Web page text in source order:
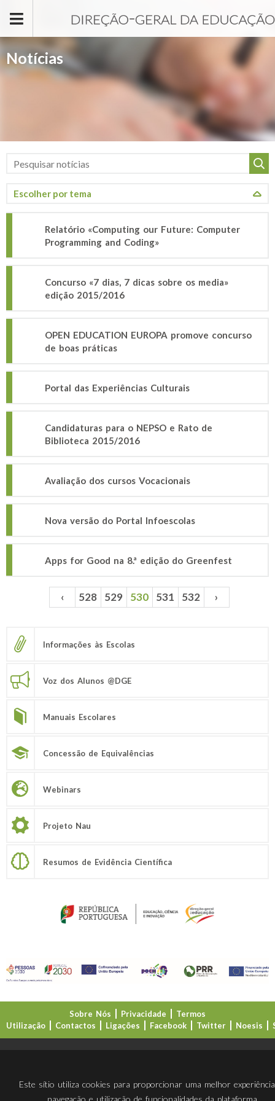
Notícias
Relatório «Computing our Future: Computer
Programming and Coding»
Concurso «7 dias, 7 dicas sobre os media»
edição 2015/2016
OPEN EDUCATION EUROPA promove concurso
de boas práticas
Portal das Experiências Culturais
Candidaturas para o NEPSO e Rato de
Biblioteca 2015/2016
Avaliação dos cursos Vocacionais
Nova versão do Portal Infoescolas
Apps for Good na 8.ª edição do Greenfest
Páginas ‹ 528 529 530 531 532 ›
Informações às Escolas
Voz dos Alunos @DGE
Manuais Escolares
Concessão de Equivalências
Webinars
Projeto Nau
Resumos de Evidência Científica
Sobre Nós Privacidade
Termos
Utilização
Contactos Ligações Facebook Twitter Noesis
Este sítio utiliza cookies para proporcionar uma melhor
navegação e utilização de funcionalidades da plataforma.